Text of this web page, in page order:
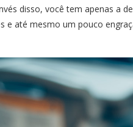
disso, você tem apenas a
e até mesmo um pouco